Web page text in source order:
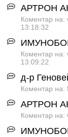
АРТРОН
Коментар на:
13:18:32
Коментар на:
13:09:22
д-р
Коментар на:
АРТРОН
Коментар на: